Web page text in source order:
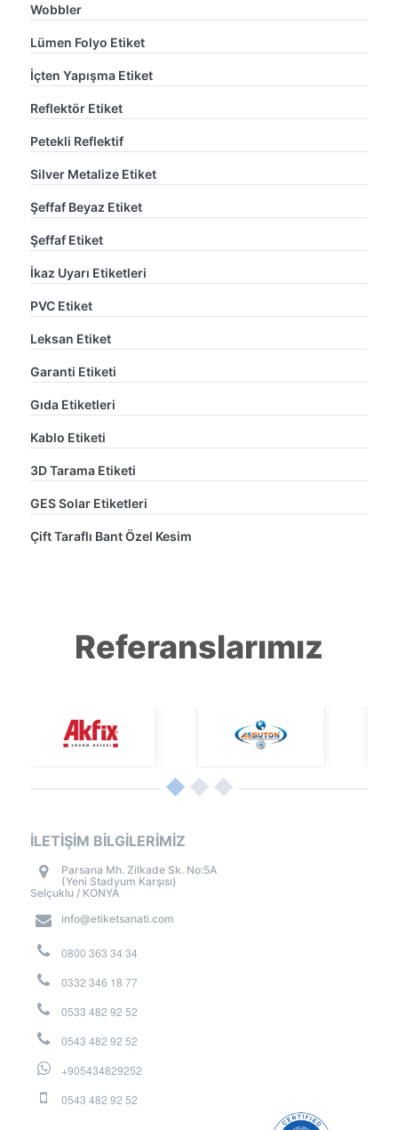
Wobbler
Lümen Folyo Etiket
İçten Yapışma Etiket
Reflektör Etiket
Petekli Reflektif
Silver Metalize Etiket
Şeffaf Beyaz Etiket
Şeffaf Etiket
İkaz Uyarı Etiketleri
PVC Etiket
Leksan Etiket
Garanti Etiketi
Gıda Etiketleri
Kablo Etiketi
3D Tarama Etiketi
GES Solar Etiketleri
Çift Taraflı Bant Özel Kesim
Referanslarımız
İLETİŞİM BİLGİLERİMİZ
Parsana Mh. Zilkade Sk. No:5A
(Yeni Stadyum Karşısı)
Selçuklu / KONYA
info@etiketsanati.com
0800 363 34 34
0332 346 18 77
0533 482 92 52
0543 482 92 52
+905434829252
0543 482 92 52